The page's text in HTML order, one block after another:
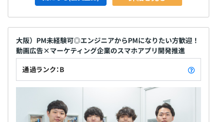
大阪）PM未経験可◎エンジニアからPMになりたい方歓迎！
動画広告×マーケティング企業のスマホアプリ開発推進
通過ランク：B